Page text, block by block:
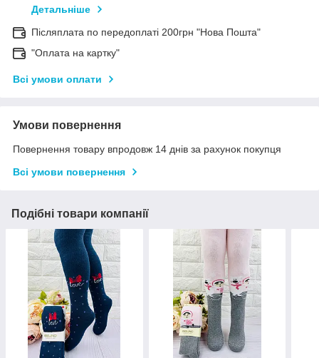
Детальніше
Післяплата по передоплаті 200грн "Нова Пошта"
"Оплата на картку"
Всі умови оплати
Умови повернення
Повернення товару впродовж 14 днів за рахунок покупця
Всі умови повернення
Подібні товари компанії